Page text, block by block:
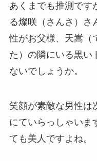
あくまでも推測です
る燦咲（さんさ）さ
性がお父様、天嵩（
た）の隣にいる黒い
ないでしょうか。
笑顔が素敵な男性は
にていらっしゃいま
ても美人ですよね。